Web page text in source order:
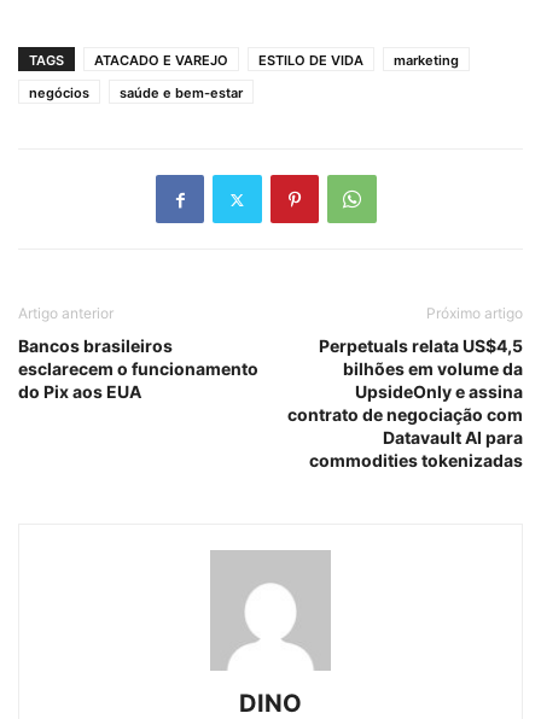
TAGS ATACADO E VAREJO ESTILO DE VIDA
marketing
negócios
saúde e bem-estar
Artigo anterior
Bancos brasileiros
esclarecem o funcionamento
do Pix aos EUA
Próximo artigo
Perpetuals relata US$4,5
bilhões em volume da
UpsideOnly e assina
contrato de negociação com
Datavault AI para
commodities tokenizadas
DINO